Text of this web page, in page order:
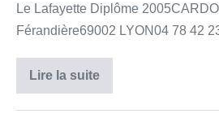
Le Lafayette Diplôme
Férandière69002 LYON04 78 42
Lire la suite